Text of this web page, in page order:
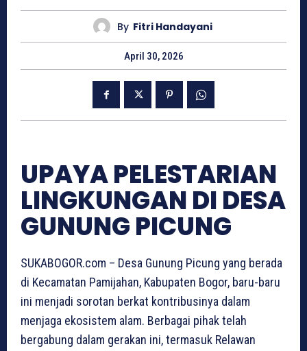
By Fitri Handayani
April 30, 2026
UPAYA PELESTARIAN
LINGKUNGAN DI DESA
GUNUNG PICUNG
SUKABOGOR.com – Desa Gunung Picung yang berada
di Kecamatan Pamijahan, Kabupaten Bogor, baru-baru
ini menjadi sorotan berkat kontribusinya dalam
menjaga ekosistem alam. Berbagai pihak telah
bergabung dalam gerakan ini, termasuk Relawan